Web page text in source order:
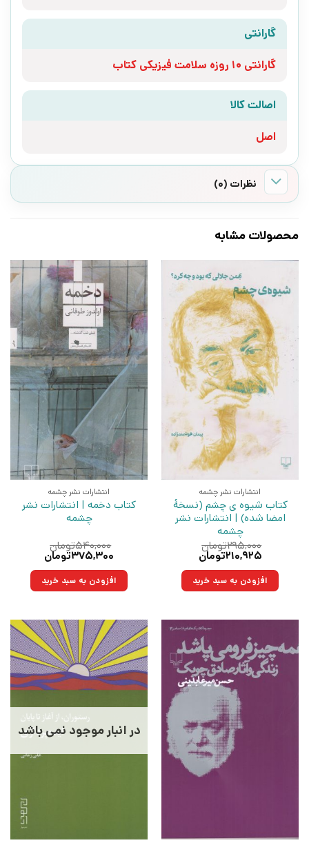
گارانتی
گارانتی 10 روزه سلامت فیزیکی کتاب
اصالت کالا
اصل
نظرات (0)
محصولات مشابه
انتشارات نشر چشمه
کتاب شیوه ی چشم (نسخهٔ
امضا شده) | انتشارات نشر
چشمه
۲۹۵,۰۰۰تومان
قیمت
۲۹۵,۰۰۰تومان
بود.
۲۱۰,۹۲۵تومان
۲۱۰,۹۲۵تومان.افزودن به سبد خرید
انتشارات نشر چشمه
کتاب دخمه | انتشارات نشر
چشمه
۵۴۰,۰۰۰تومان
قیمت
۵۴۰,۰۰۰تومان
بود.
۳۷۵,۳۰۰تومان
۳۷۵,۳۰۰تومان.افزودن به سبد خرید
در انبار موجود نمی باشد